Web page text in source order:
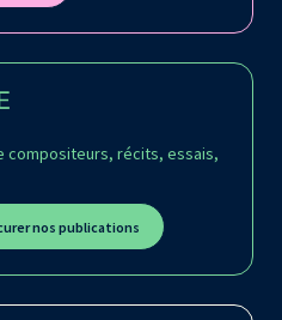
compositeurs, récits, essais,
nos publications